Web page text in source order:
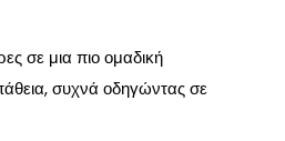
σε μια πιο ομαδική
συχνά οδηγώντας σε